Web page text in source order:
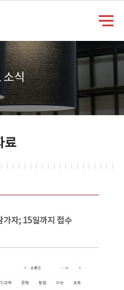
소식
료
가자; 15일까지 접수